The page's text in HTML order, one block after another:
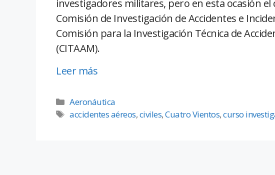
investigadores militares, pero en esta ocasión
Comisión de Investigación de Accidentes e
Comisión para la Investigación Técnica de
(CITAAM).
Leer más
Aeronáutica
accidentes aéreos,civiles,Cuatro Vientos,curso